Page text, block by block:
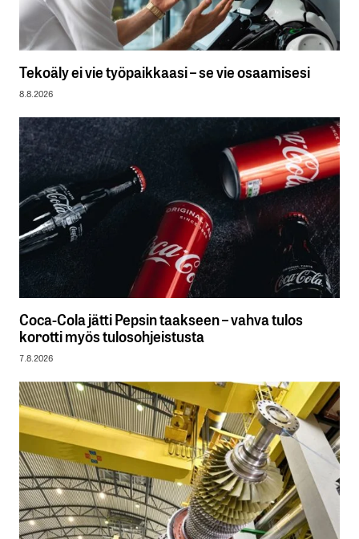
Tekoäly ei vie työpaikkaasi – se vie osaamisesi
8.8.2026
Coca-Cola jätti Pepsin taakseen – vahva tulos
korotti myös tulosohjeistusta
7.8.2026